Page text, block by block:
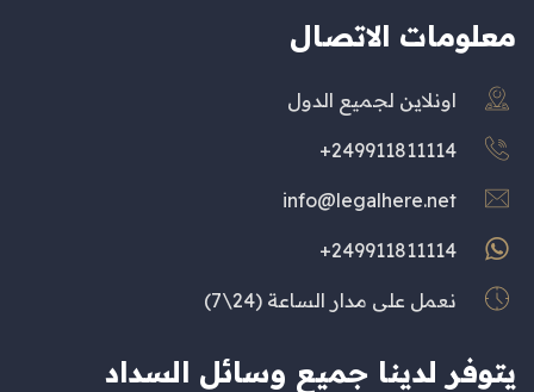
معلومات الاتصال
اونلاين لجميع الدول
249911811114+
info@legalhere.net
249911811114+
نعمل على مدار الساعة (24\7)
يتوفر لدينا جميع وسائل السداد